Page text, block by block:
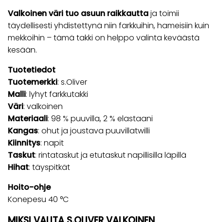
Valkoinen väri tuo asuun raikkauttaja toimii
täydellisesti yhdistettynä niin farkkuihin, hameisiin kuin
mekkoihin – tämä takki on helppo valinta keväästä
kesään.
Tuotetiedot
Tuotemerkki: s.Oliver
Malli: lyhyt farkkutakki
Väri: valkoinen
Materiaali: 98 % puuvilla, 2 % elastaani
Kangas: ohut ja joustava puuvillatwilli
Kiinnitys: napit
Taskut: rintataskut ja etutaskut napillisilla läpillä
Hihat: täyspitkät
Hoito-ohje
Konepesu 40 °C